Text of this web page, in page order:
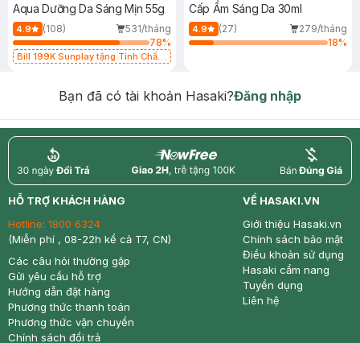
Aqua Dưỡng Da Sáng Mịn 55g
4.9 (108)
531/tháng
78%
Bill 199K Sunplay tặng Tinh Chất
Cấp Ẩm Sáng Da 30ml
4.9 (27)
279/tháng
18%
Bạn đã có tài khoản Hasaki?Đăng nhập
return nowfree price
HỖ TRỢ KHÁCH HÀNG
Hotline: 1800 6324
(Miễn phí , 08-22h kể cả T7, CN)
Các câu hỏi thường gặp
Gửi yêu cầu hỗ trợ
Hướng dẫn đặt hàng
Phương thức thanh toán
Phương thức vận chuyển
Chính sách đổi trả
VỀ HASAKI.VN
Giới thiệu Hasaki.vn
Chính sách bảo mật
Điều khoản sử dụng
Hasaki cẩm nang
Tuyển dụng
Liên hệ